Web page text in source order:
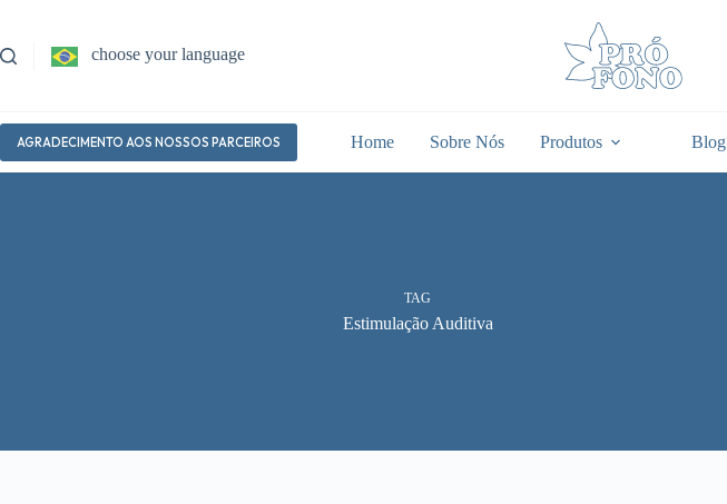
o
conteúdo
choose your language
AGRADECIMENTO AOS NOSSOS PARCEIROS Home Sobre Nós Produtos Blog
TAG
Estimulação Auditiva